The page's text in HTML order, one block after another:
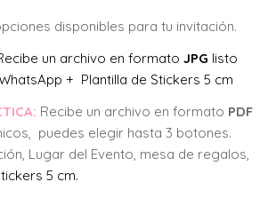
$150.00
through
$200.00
disponibles para tu invitación.
un archivo en formato JPG listo
+ Plantilla de Stickers 5 cm
Recibe un archivo en formato PDF
puedes elegir hasta 3 botones.
Lugar del Evento, mesa de regalos,
5 cm.